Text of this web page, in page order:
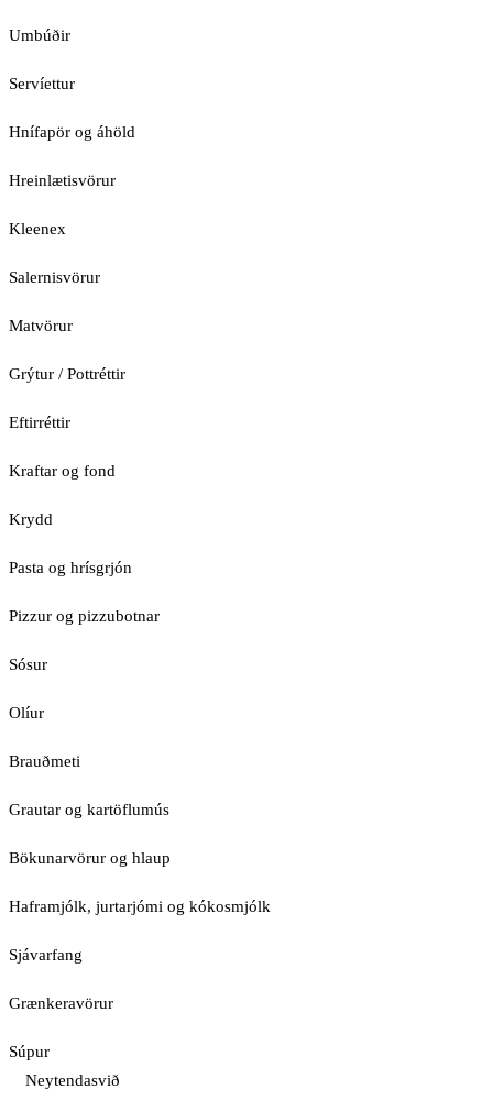
Umbúðir
Servíettur
Hnífapör og áhöld
Hreinlætisvörur
Kleenex
Salernisvörur
Matvörur
Grýtur / Pottréttir
Eftirréttir
Kraftar og fond
Krydd
Pasta og hrísgrjón
Pizzur og pizzubotnar
Sósur
Olíur
Brauðmeti
Grautar og kartöflumús
Bökunarvörur og hlaup
Haframjólk, jurtarjómi og kókosmjólk
Sjávarfang
Grænkeravörur
Súpur
Neytendasvið